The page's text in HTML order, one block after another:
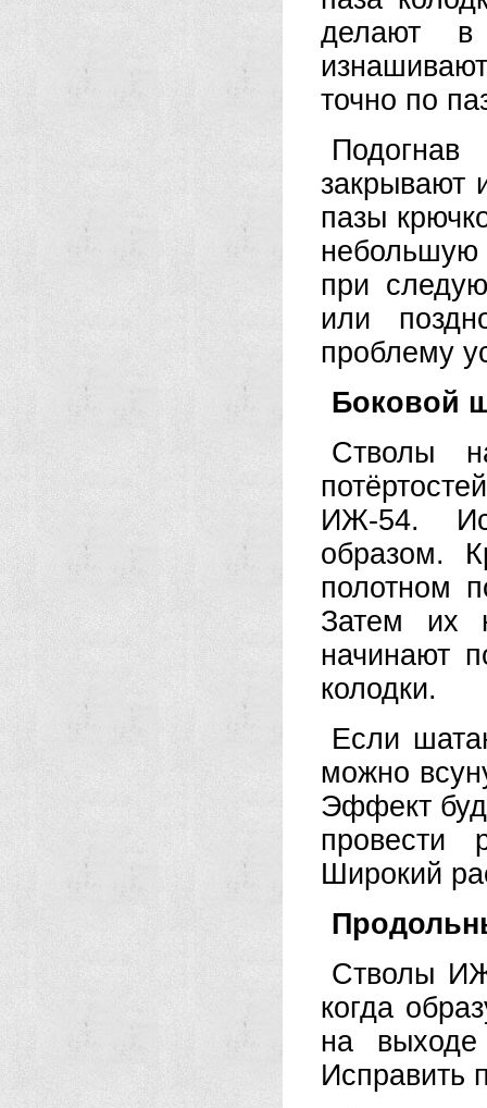
делают в
точно по
закрывают
пазы
при
или
проблему
Боковой
Стволы
ИЖ-54.
образом.
полотном
Затем их
начинают
колодки.
Если
можно
Эффект
провести
Широкий
Стволы
когда
на
Исправить